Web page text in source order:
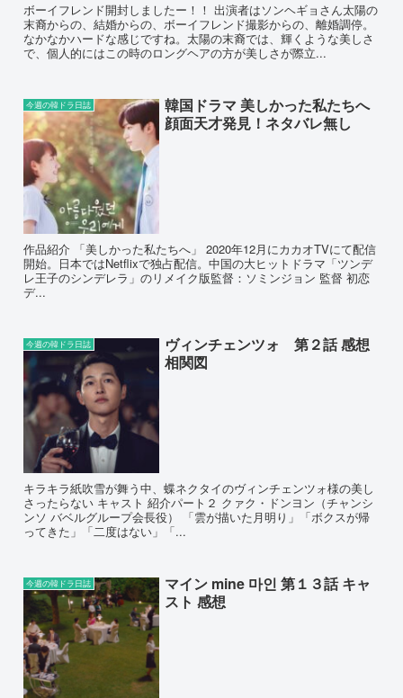
ボーイフレンド開封しましたー！！ 出演者はソンヘギョさん太陽の
末裔からの、結婚からの、ボーイフレンド撮影からの、離婚調停。
なかなかハードな感じですね。太陽の末裔では、輝くような美しさ
で、個人的にはこの時のロングヘアの方が美しさが際立...
今週の韓ドラ日誌
韓国ドラマ 美しかった私たちへ
顔面天才発見！ネタバレ無し
作品紹介 「美しかった私たちへ」 2020年12月にカカオTVにて配信
開始。日本ではNetflixで独占配信。中国の大ヒットドラマ「ツンデ
レ王子のシンデレラ」のリメイク版監督：ソミンジョン 監督 初恋
デ...
今週の韓ドラ日誌
ヴィンチェンツォ 第２話 感想
相関図
キラキラ紙吹雪が舞う中、蝶ネクタイのヴィンチェンツォ様の美し
さったらない キャスト 紹介パート２ クァク・ドンヨン（チャンシ
ンソ バベルグループ会長役） 「雲が描いた月明り」「ボクスが帰
ってきた」「二度はない」「...
今週の韓ドラ日誌
マイン mine 마인 第１３話 キャ
スト 感想